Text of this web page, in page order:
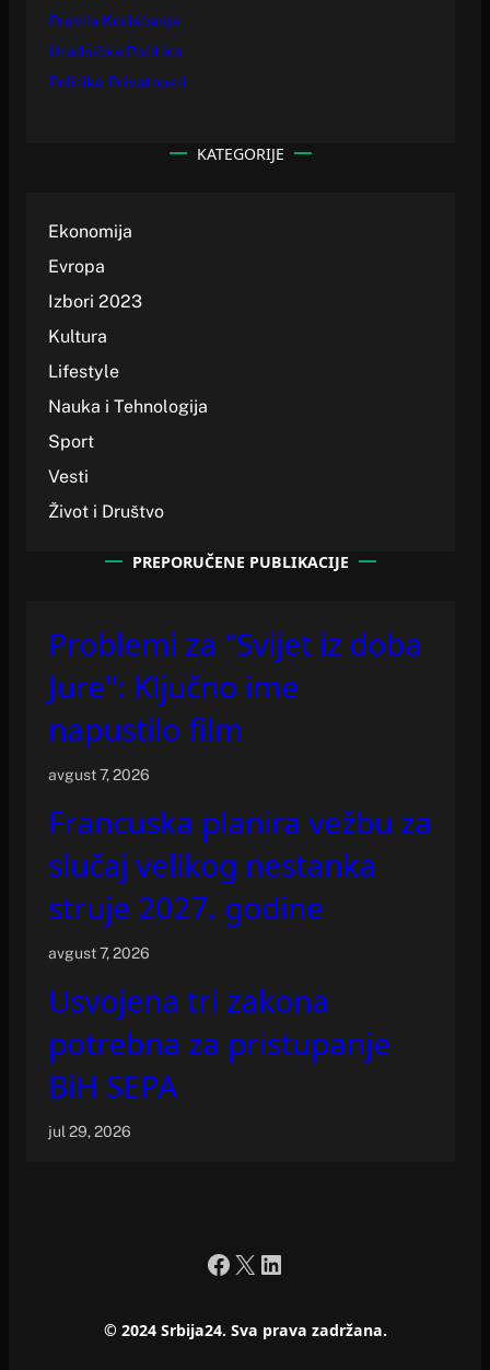
Pravila Korišćenja
Urednička Politika
Politika Privatnosti
KATEGORIJE
Ekonomija
Evropa
Izbori 2023
Kultura
Lifestyle
Nauka i Tehnologija
Sport
Vesti
Život i Društvo
PREPORUČENE PUBLIKACIJE
Problemi za "Svijet iz doba
Jure": Ključno ime
napustilo film
avgust 7, 2026
Francuska planira vežbu za
slučaj velikog nestanka
struje 2027. godine
avgust 7, 2026
Usvojena tri zakona
potrebna za pristupanje
BiH SEPA
jul 29, 2026
Facebook
X LinkedIn
© 2024 Srbija24. Sva prava zadržana.